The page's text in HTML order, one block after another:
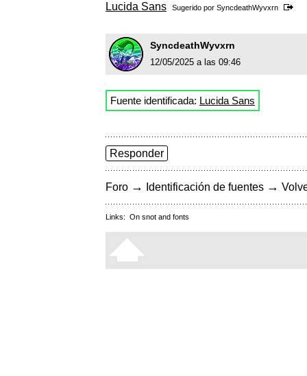
Lucida Sans Sugerido por SyncdeathWyvxrn
SyncdeathWyvxrn
12/05/2025 a las 09:46
Fuente identificada: Lucida Sans
Responder
Foro → Identificación de fuentes →
Links: On snot and fonts